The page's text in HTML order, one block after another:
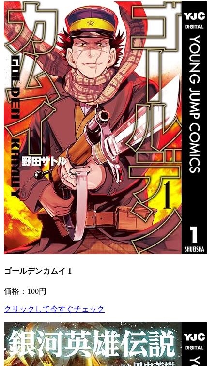
ゴールデンカムイ 1
価格：100円
クリックして今すぐチェック